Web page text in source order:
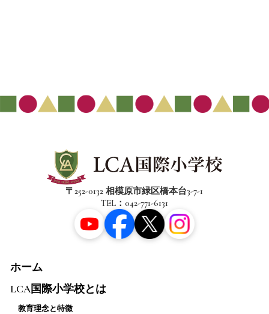
〒252-0132 相模原市緑区橋本台3-7-1
TEL：042-771-6131
ホーム
LCA国際小学校とは
教育理念と特徴